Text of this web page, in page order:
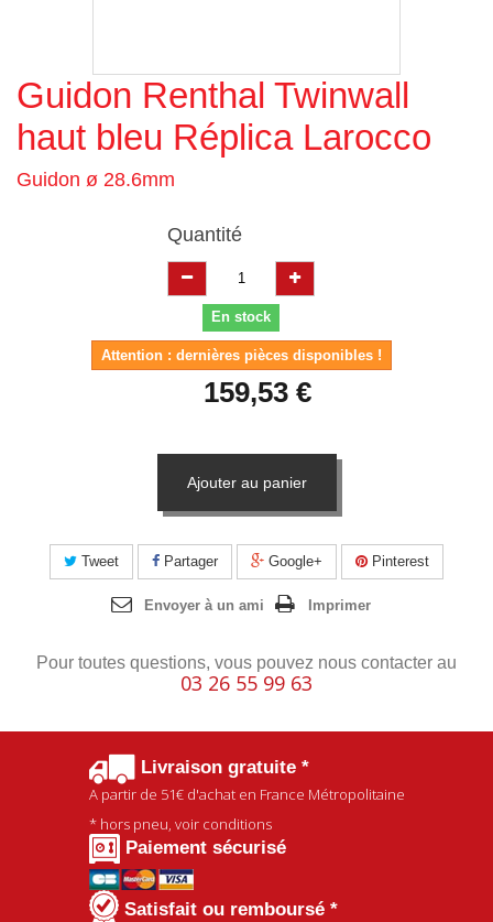
Agrandir l'image
Guidon Renthal Twinwall
haut bleu Réplica Larocco
Guidon ø 28.6mm
Quantité
En stock
Attention : dernières pièces disponibles !
159,53 €
Ajouter au panier
Tweet Partager Google+ Pinterest
Envoyer à un ami Imprimer
Pour toutes questions, vous pouvez nous contacter au
03 26 55 99 63
Livraison gratuite *
A partir de 51€d'achat en France Métropolitaine
* hors pneu, voir conditions
Paiement sécurisé
Satisfait ou remboursé *